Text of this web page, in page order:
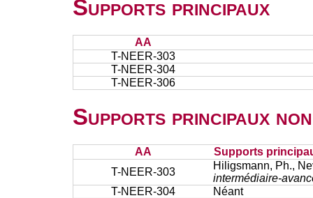
Supports principaux
AA
T-NEER-303
T-NEER-304
T-NEER-306
Supports principaux
AA
Supports
T-NEER-303
Hiligsmann, Ph.,
intermédiaire-
T-NEER-304
Néant